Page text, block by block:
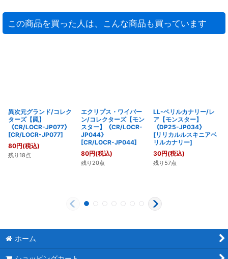
この商品を買った人は、こんな商品も買っています
異次元グランド/コレク
ターズ【罠】
《CR/LOCR-JP077》
[CR/LOCR-JP077]
80円(税込)
残り18点
エクリプス・ワイバー
ン/コレクターズ【モン
スター】《CR/LOCR-
JP044》
[CR/LOCR-JP044]
80円(税込)
残り20点
LL-ベリルカナリー/レ
ア【モンスター】
《DP25-JP034》
[リリカルルスキニアベ
リルカナリー]
30円(税込)
残り57点
ホーム